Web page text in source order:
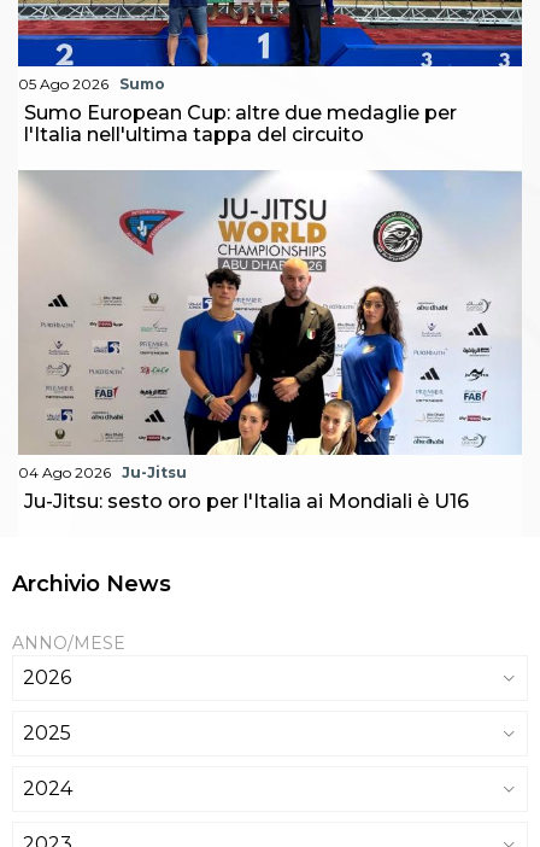
05 Ago 2026 Sumo
Sumo European Cup: altre due medaglie per
l'Italia nell'ultima tappa del circuito
04 Ago 2026 Ju-Jitsu
Ju-Jitsu: sesto oro per l'Italia ai Mondiali è U16
Archivio News
ANNO/MESE
2026
2025
2024